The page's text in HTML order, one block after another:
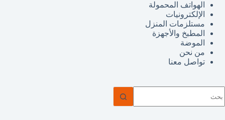
الهواتف المحمولة
الإلكترونيات
مستلزمات المنزل
المطبخ والأجهزة
الموضة
من نحن
تواصل معنا
توجد